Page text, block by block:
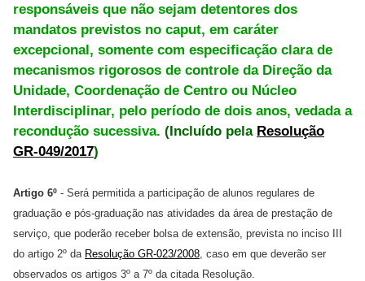
responsáveis que não sejam detentores dos
mandatos previstos no caput, em caráter
excepcional, somente com especificação clara de
mecanismos rigorosos de controle da Direção da
Unidade, Coordenação de Centro ou Núcleo
Interdisciplinar, pelo período de dois anos, vedada a
recondução sucessiva. (Incluído pela Resolução
GR-049/2017)
Artigo 6º - Será permitida a participação de alunos regulares de
graduação e pós-graduação nas atividades da área de prestação de
serviço, que poderão receber bolsa de extensão, prevista no inciso III
do artigo 2º da Resolução GR-023/2008, caso em que deverão ser
observados os artigos 3º a 7º da citada Resolução.